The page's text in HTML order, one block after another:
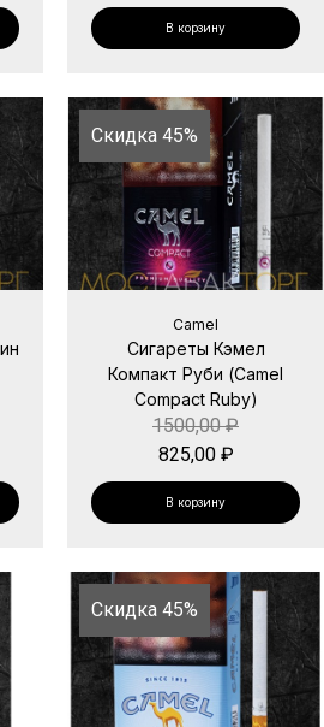
В корзину
Скидка 45%
Camel
Сигареты Кэмел
Компакт Руби (Camel
Compact Ruby)
1500,00₽
825,00 ₽
В корзину
Скидка 45%